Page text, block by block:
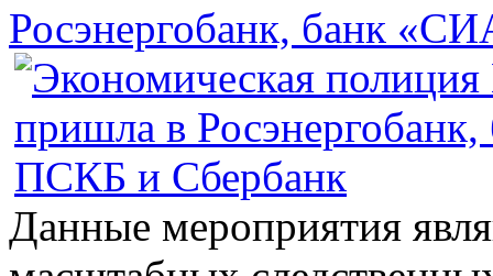
Росэнергобанк, банк
Данные мероприятия